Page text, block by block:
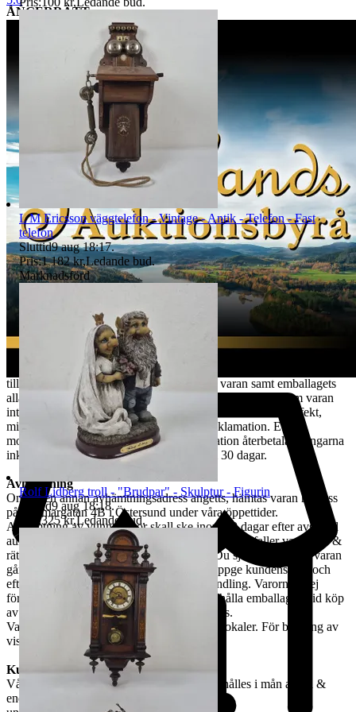
ÅNGERRÄTT
Gäller ej köp gjorda av näringsidkare. Kund ska inom 14 dagar efter
mottagen vara meddela oss via mail till tradera@jabab.se att man
avser att utnyttja ångerrätten. Meddelandet ska innehålla
objektsnummer. Retur ska ske på kundens bekostnad och vara oss
tillhanda inom 14 dagar från det att vi meddelats om ångerrättens
utnyttjande och sändas direkt till det säljande auktionshusets adress -
observera att det inte får skickas till paketombud.
Det är kundens ansvar att objektet skickas tillbaka i exakt samma
skick som vid köptillfället och är skyldig att paketera och hantera
auktionsobjektet så att det inte skadas under transporten. Vi har rätt
att göra avdrag motsvarande den värdeminskning som uppstått till
följd av att kund har hanterat varan i större omfattning än som varit
nödvändigt. Värdeminskningen bedöms från fall till fall. Vi försöker
hantera alla returer så snabbt som möjligt. Efter att kundens retur
hanterats återbetalas pengarna för den köpta varan. Ångerrätten
avser ej det externa köpet av leverans av objektet då
konsumenten/köparen uttryckligen har samtyckt till att tjänsten
börjar utföras och gått med på att det inte finns någon ångerrätt när
tjänsten har fullgjorts. Om misstanke att ångerrätt missbrukas, tex
används för att ej behöva stå fast vid bud och därmed påverka
budgivningsprocessen, förbehåller sig vi oss rätten att stänga av
kundens konto för vidare budgivning hos oss.
REKLAMATION
Vid Reklamation ska kunden omgående ta kontakt med oss via mail
till tradera@jabab.se samt bifoga bilder på varan samt emballagets
alla sidor och packmateriel. Notera att det är skillnad på om varan
inte lever upp till kundens förväntningar eller om den är defekt,
mindre defekter är inte ett giltigt skäl till reklamation. Efter
mottagande av vara samt godkänd reklamation återbetalas pengarna
inkl. returfrakt, om kund betalat den, inom 30 dagar.
Avhämtning
Om ingen annan avhämtningsadress angetts, hämtas varan hos oss
på Tjalmargatan 4B i Östersund under våra öppettider.
Avhämtning av vunna varor skall ske inom 10 dagar efter avslutad
auktion. Om varan ej hämtas inom angiven tid tillfaller varan oss &
rätten till återbetalning är förbrukad. Kan Du själv inte hämta varan
går det skicka ett ombud. Ombudet skall uppge kundens för- och
efternamn, varubeskrivning & egen ID-handling. Varorna är ej
förpackade & kunden måste själv tillhandahålla emballage. Vid köp
av skrymmande gods, måste bärhjälp medtas.
Varorna finns att titta på vid begäran i våra lokaler. För bokning av
visning kontakta oss, se nedan.
Kundservice & Öppettider
Vår kundservice bedrivs via e-post. Svar erhålles i mån av tid &
endast
L M Ericsson väggtelefon - Vintage - Antik - Telefon - Fast
telefon
Sluttid9 aug 18:17.
Pris:1 182 kr,Ledande bud.
Marknadsförd
Rolf Lidberg troll - "Brudpar" - Skulptur - Figurin
Sluttid9 aug 18:18.
Pris:325 kr,Ledande bud.